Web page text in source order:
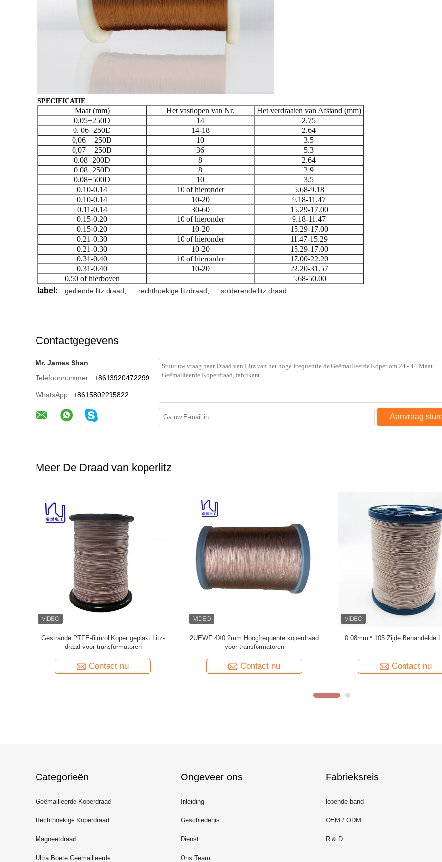
SPECIFICATIE
Maat (mm) Het vastlopen van Nr.
Het verdraaien van Afstand (mm)
0.05+250D
14
2.75
0. 06+250D
14-18
2.64
0,06 + 250D
10
3.5
0,07 + 250D
36
5.3
0.08+200D
8
2.64
0.08+250D
8
2.9
0.08+500D
10
3.5
0.10-0.14
10 of hieronder
5.68-9.18
0.10-0.14
10-20
9.18-11.47
0.11-0.14
30-60
15.29-17.00
0.15-0.20
10 of hieronder
9.18-11.47
0.15-0.20
10-20
15.29-17.00
0.21-0.30
10 of hieronder
11.47-15.29
0.21-0.30
10-20
15.29-17.00
0.31-0.40
10 of hieronder
17.00-22.20
0.31-0.40
10-20
22.20-31.57
0,50 of hierboven
5.68-50.00
label:
gediende litz draad rechthoekige litzdraad solderende litz draad
Contactgegevens
Mr. James Shan
Telefoonnummer : +8613920472299
WhatsApp : +8615802295822
Aanvraag
Meer De Draad van koperlitz
Aangepaste Litz-draad 0,03 mm x 600/2000
Kapton getapete koperen Litz-draad
Contact nu
Getapete Litz-draad 0,03 mm x 600 koperen
Litz-draad voor wikkelen
Contact nu
USTC-F/H 0.071mm X 375 zijde
Contact nu
Categorieën
Geëmailleerde Koperdraad
Rechthoekige Koperdraad
Magneetdraad
Ultra Boete Geëmailleerde
Ongeveer ons
Inleiding
Geschiedenis
Dienst
Ons Team
Fabrieksreis
lopende band
OEM / ODM
R & D